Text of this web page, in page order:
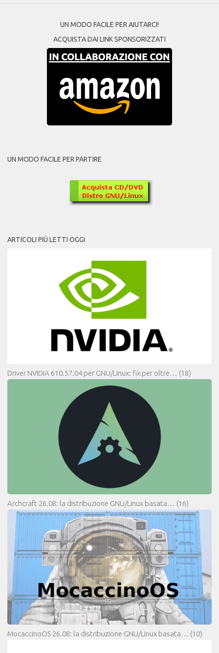
UN MODO FACILE PER AIUTARCI!
ACQUISTA DAI LINK SPONSORIZZATI
UN MODO FACILE PER PARTIRE
ARTICOLI PIÙ LETTI OGGI
Driver NVIDIA 610.57.04 per GNU/Linux: fix per oltre… (18)
Archcraft 26.08: la distribuzione GNU/Linux basata… (16)
MocaccinoOS 26.08: la distribuzione GNU/Linux basata… (10)